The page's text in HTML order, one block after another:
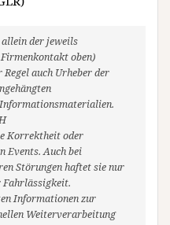
allein der jeweils
Firmenkontakt oben)
auch Urheber der
Informationsmaterialien.
Korrektheit oder
Events. Auch bei
Störungen haftet sie nur
Fahrlässigkeit.
Informationen zur
Weiterverarbeitung